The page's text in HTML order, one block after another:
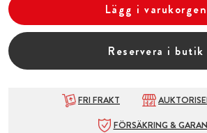
Lägg i varukorgen
Reservera i butik
FRI FRAKT
FÖRSÄKRING &